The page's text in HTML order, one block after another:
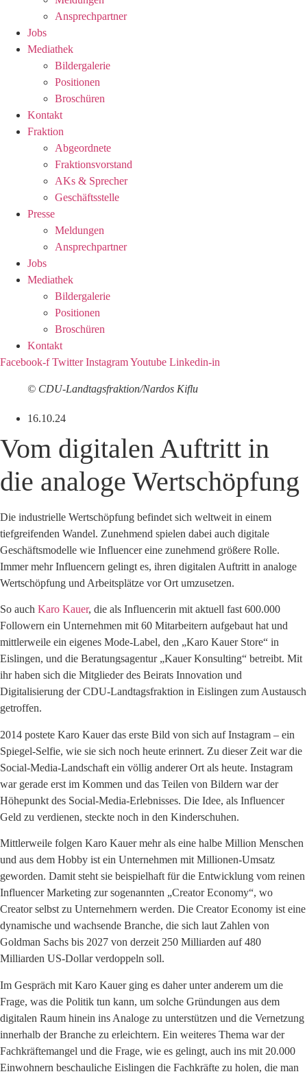
Ansprechpartner
Jobs
Mediathek
Bildergalerie
Positionen
Broschüren
Kontakt
Fraktion
Abgeordnete
Fraktions­vorstand
AKs & Sprecher
Geschäftsstelle
Presse
Meldungen
Ansprechpartner
Jobs
Mediathek
Bildergalerie
Positionen
Broschüren
Kontakt
Facebook-f Twitter InstagramYoutube Linkedin-in
© CDU-Landtagsfraktion/Nardos Kiflu
16.10.24
Vom digitalen Auftritt in
die analoge Wertschöpfung
Die industrielle Wertschöpfung befindet sich weltweit in einem
tiefgreifenden Wandel. Zunehmend spielen dabei auch digitale
Geschäftsmodelle wie Influencer eine zunehmend größere Rolle.
Immer mehr Influencern gelingt es, ihren digitalen Auftritt in analoge
Wertschöpfung und Arbeitsplätze vor Ort umzusetzen.
So auch Karo Kauer, die als Influencerin mit aktuell fast 600.000
Followern ein Unternehmen mit 60 Mitarbeitern aufgebaut hat und
mittlerweile ein eigenes Mode-Label, den „Karo Kauer Store“ in
Eislingen, und die Beratungsagentur „Kauer Konsulting“ betreibt. Mit
ihr haben sich die Mitglieder des Beirats Innovation und
Digitalisierung der CDU-Landtagsfraktion in Eislingen zum Austausch
getroffen.
2014 postete Karo Kauer das erste Bild von sich auf Instagram – ein
Spiegel-Selfie, wie sie sich noch heute erinnert. Zu dieser Zeit war die
Social-Media-Landschaft ein völlig anderer Ort als heute. Instagram
war gerade erst im Kommen und das Teilen von Bildern war der
Höhepunkt des Social-Media-Erlebnisses. Die Idee, als Influencer
Geld zu verdienen, steckte noch in den Kinderschuhen.
Mittlerweile folgen Karo Kauer mehr als eine halbe Million Menschen
und aus dem Hobby ist ein Unternehmen mit Millionen-Umsatz
geworden. Damit steht sie beispielhaft für die Entwicklung vom reinen
Influencer Marketing zur sogenannten „Creator Economy“, wo
Creator selbst zu Unternehmern werden. Die Creator Economy ist eine
dynamische und wachsende Branche, die sich laut Zahlen von
Goldman Sachs bis 2027 von derzeit 250 Milliarden auf 480
Milliarden US-Dollar verdoppeln soll.
Im Gespräch mit Karo Kauer ging es daher unter anderem um die
Frage, was die Politik tun kann, um solche Gründungen aus dem
digitalen Raum hinein ins Analoge zu unterstützen und die Vernetzung
innerhalb der Branche zu erleichtern. Ein weiteres Thema war der
Fachkräftemangel und die Frage, wie es gelingt, auch ins mit 20.000
Einwohnern beschauliche Eislingen die Fachkräfte zu holen, die man